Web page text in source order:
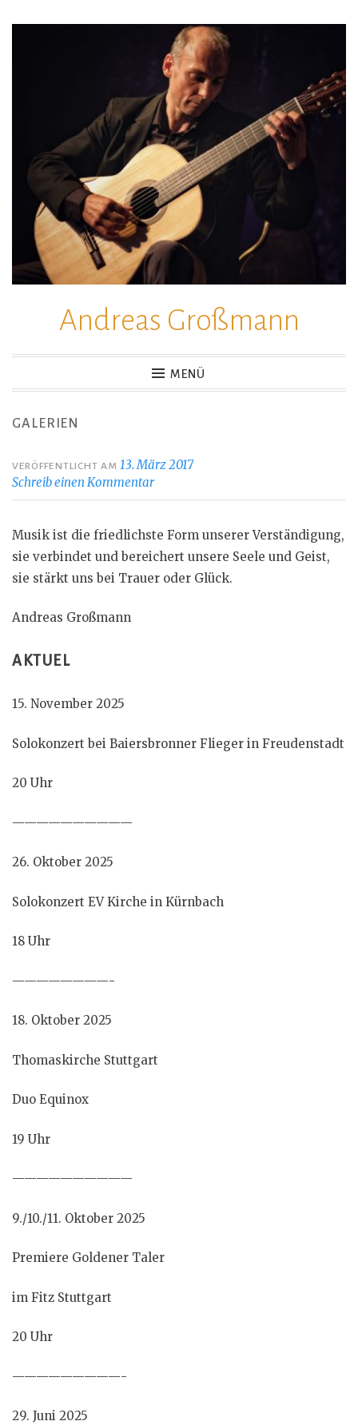
Andreas Großmann
MENÜ
GALERIEN
VERÖFFENTLICHT AM 13. März 2017
Schreib einen Kommentar
Musik ist die friedlichste Form unserer Verständigung,
sie verbindet und bereichert unsere Seele und Geist,
sie stärkt uns bei Trauer oder Glück.
Andreas Großmann
AKTUEL
15. November 2025
Solokonzert bei Baiersbronner Flieger in Freudenstadt
20 Uhr
——————————
26. Oktober 2025
Solokonzert EV Kirche in Kürnbach
18 Uhr
————————-
18. Oktober 2025
Thomaskirche Stuttgart
Duo Equinox
19 Uhr
——————————
9./10./11. Oktober 2025
Premiere Goldener Taler
im Fitz Stuttgart
20 Uhr
—————————-
29. Juni 2025